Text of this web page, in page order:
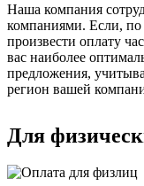
Наша компания
компаниями. Если,
произвести оплату
вас наиболее
предложения,
регион вашей
Для